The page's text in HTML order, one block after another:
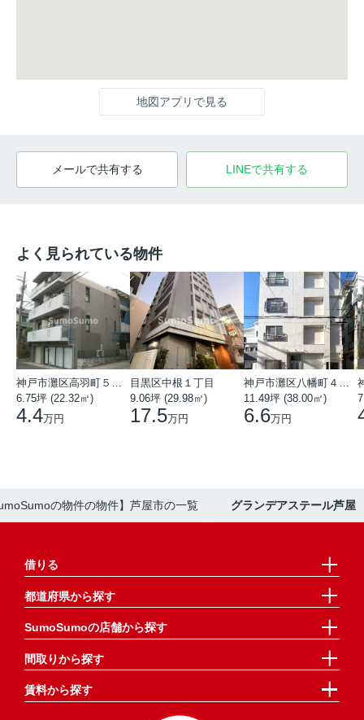
地図アプリで見る
メールで共有する LINEで共有する
よく見られている物件
6.75坪 (22.32㎡)
4.4万円
目黒区中根１丁目
9.06坪 (29.98㎡)
17.5万円
11.49坪 (38.00㎡)
6.6万円
の物件の物件】芦屋市の一覧 グランデアステール芦屋
借りる
都道府県から探す
SumoSumoの店舗から探す
間取りから探す
賃料から探す